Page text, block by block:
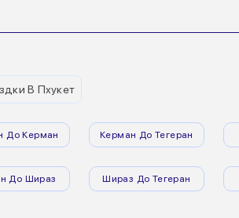
В Пхукет
До Керман Керман До Тегеран
До Шираз Шираз До Тегеран